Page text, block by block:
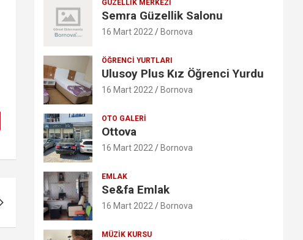
GÜZELLIK MERKEZI
Semra Güzellik Salonu
16 Mart 2022 Bornova
ÖĞRENCI YURTLARI
Ulusoy Plus Kız Öğrenci Yurdu
16 Mart 2022 Bornova
OTO GALERI
Ottova
16 Mart 2022 Bornova
EMLAK
Se&fa Emlak
16 Mart 2022 Bornova
MÜZIK KURSU